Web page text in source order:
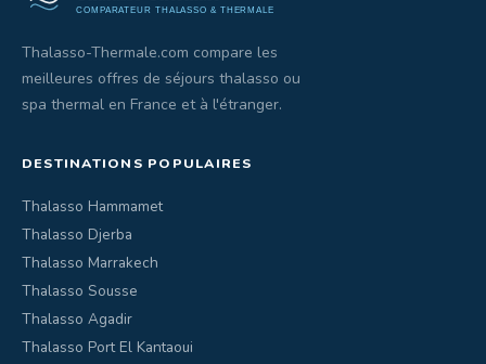
Thalasso-Thermale.com compare les
meilleures offres de séjours thalasso ou
spa thermal en France et à l'étranger.
DESTINATIONS POPULAIRES
Thalasso Hammamet
Thalasso Djerba
Thalasso Marrakech
Thalasso Sousse
Thalasso Agadir
Thalasso Port El Kantaoui